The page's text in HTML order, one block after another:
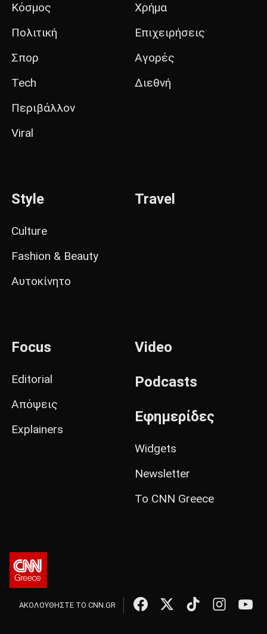
Κόσμος
Πολιτική
Σπορ
Tech
Περιβάλλον
Viral
Χρήμα
Επιχειρήσεις
Αγορές
Διεθνή
Style
Culture
Fashion & Beauty
Αυτοκίνητο
Travel
Focus
Editorial
Απόψεις
Explainers
Video
Podcasts
Εφημερίδες
Widgets
Newsletter
Το CNN Greece
ΑΚΟΛΟΥΘΗΣΤΕ ΤΟ CNN.GR